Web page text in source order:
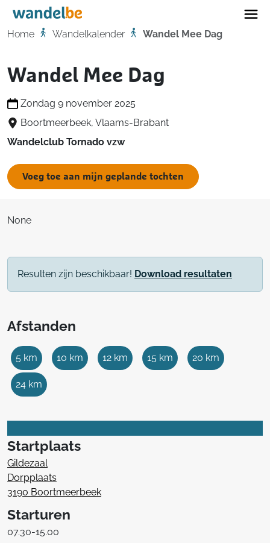
Home
Home Wandelkalender Wandel Mee Dag
Wandel Mee Dag
Zondag 9 november 2025
Boortmeerbeek, Vlaams-Brabant
Wandelclub Tornado vzw
Voeg toe aan mijn geplande tochten
None
Resulten zijn beschikbaar! Download resultaten
Afstanden
5 km 10 km 12 km 15 km 20 km
24 km
Startplaats
Gildezaal
Dorpplaats
3190 Boortmeerbeek
Starturen
07.30-15.00